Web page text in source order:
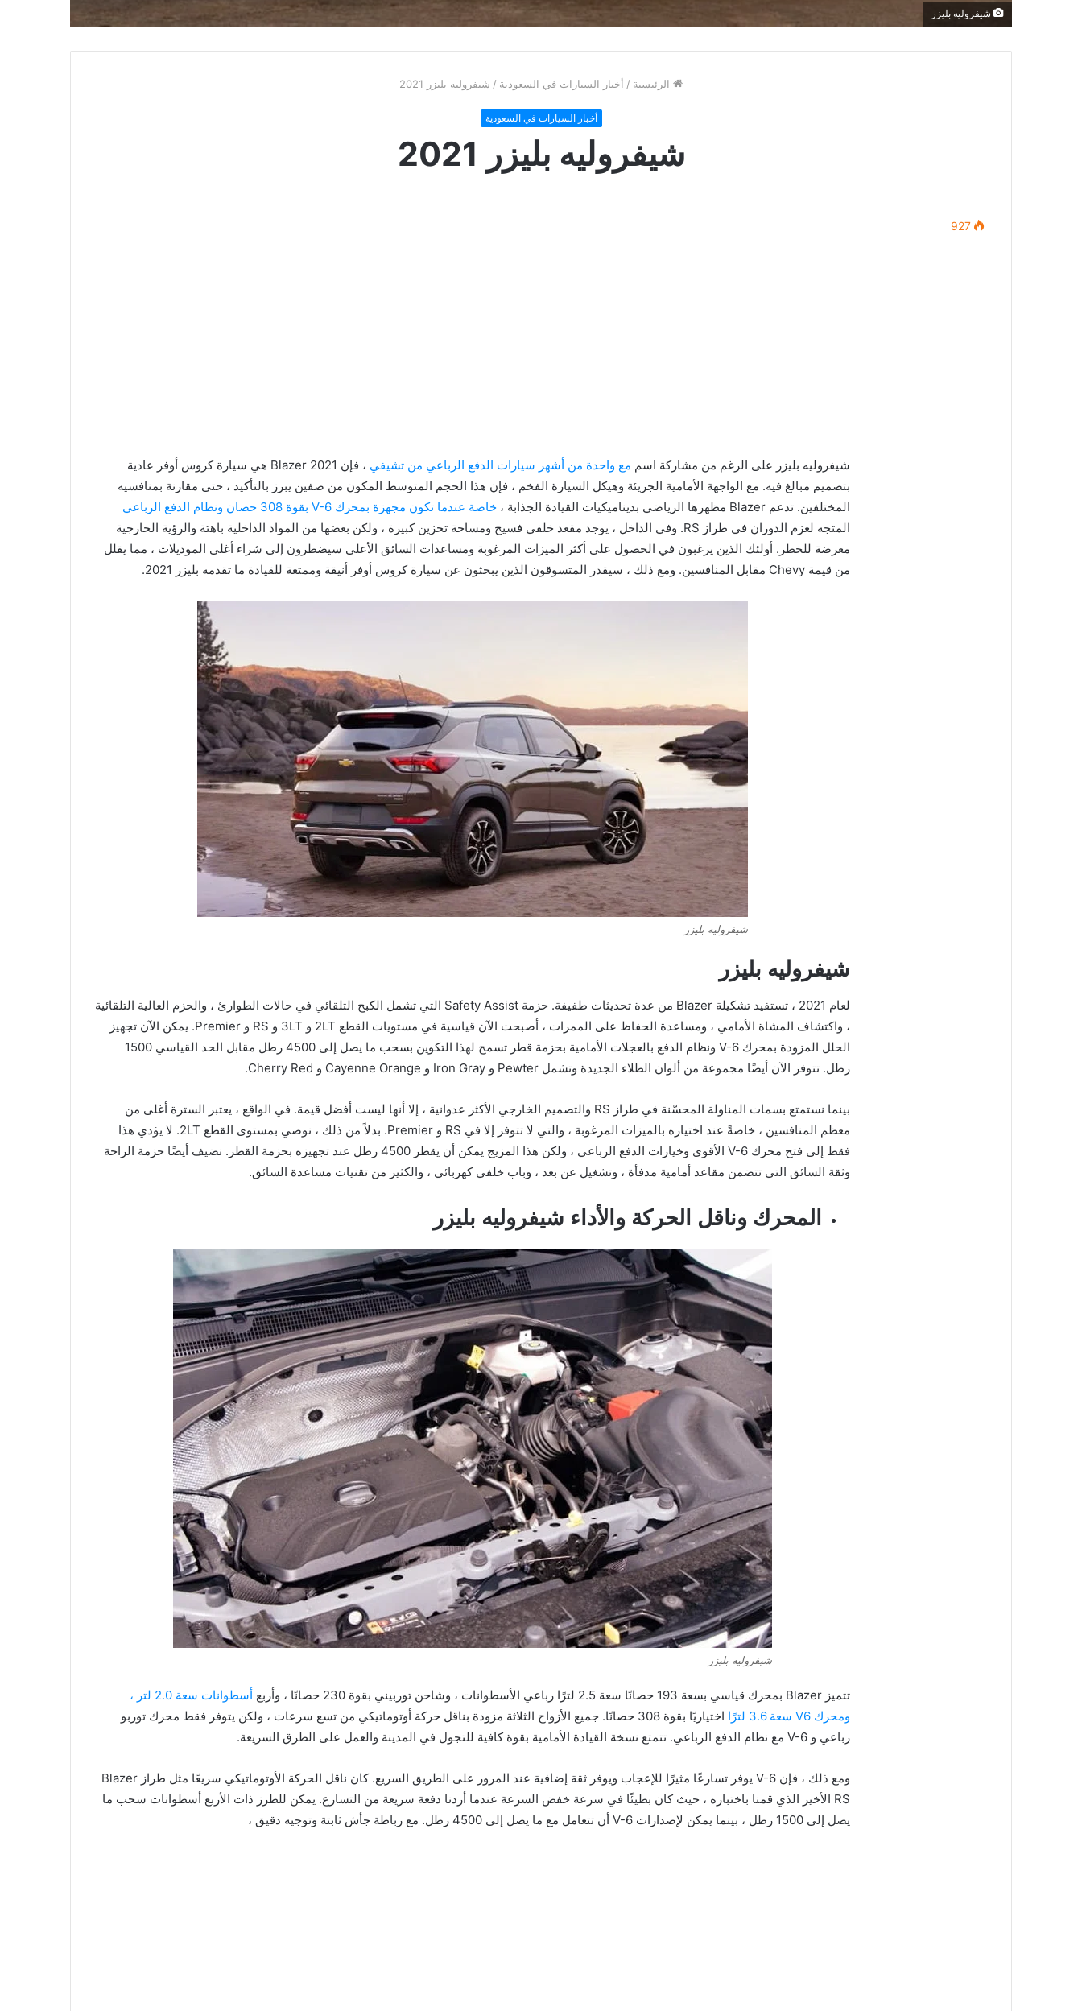
شيفروليه بليزر
الرئيسية / أخبار السيارات في السعودية / شيفروليه بليزر 2021
أخبار السيارات في السعودية
شيفروليه بليزر 2021
شيفروليه بليزر على الرغم من مشاركة اسم مع واحدة من أشهر سيارات الدفع الرباعي من تشيفي
، فإن 2021 Blazer هي سيارة كروس أوفر عادية
بتصميم مبالغ فيه. مع الواجهة الأمامية الجريئة وهيكل السيارة الفخم ، فإن هذا الحجم المتوسط ​​المكون من صفين يبرز بالتأكيد ، حتى مقارنة بمنافسيه
المختلفين. تدعم Blazer مظهرها الرياضي بديناميكيات القيادة الجذابة ،
خاصة عندما تكون مجهزة بمحرك V-6 بقوة 308 حصان ونظام الدفع الرباعي
المتجه لعزم الدوران في طراز RS. وفي الداخل ، يوجد مقعد خلفي فسيح ومساحة تخزين كبيرة ، ولكن بعضها من المواد الداخلية باهتة والرؤية الخارجية
معرضة للخطر. أولئك الذين يرغبون في الحصول على أكثر الميزات المرغوبة ومساعدات السائق الأعلى سيضطرون إلى شراء أغلى الموديلات ، مما يقلل
من قيمة Chevy مقابل المنافسين. ومع ذلك ، سيقدر المتسوقون الذين يبحثون عن سيارة كروس أوفر أنيقة وممتعة للقيادة ما تقدمه بليزر 2021.
شيفروليه بليزر
شيفروليه بليزر
لعام 2021 ، تستفيد تشكيلة Blazer من عدة تحديثات طفيفة. حزمة Safety Assist التي تشمل الكبح التلقائي في حالات الطوارئ ، والحزم العالية التلقائية
، واكتشاف المشاة الأمامي ، ومساعدة الحفاظ على الممرات ، أصبحت الآن قياسية في مستويات القطع 2LT و 3LT و RS و Premier. يمكن الآن تجهيز
الحلل المزودة بمحرك V-6 ونظام الدفع بالعجلات الأمامية بحزمة قطر تسمح لهذا التكوين بسحب ما يصل إلى 4500 رطل مقابل الحد القياسي 1500
رطل. تتوفر الآن أيضًا مجموعة من ألوان الطلاء الجديدة وتشمل Pewter و Iron Gray و Cayenne Orange و Cherry Red.
بينما نستمتع بسمات المناولة المحسّنة في طراز RS والتصميم الخارجي الأكثر عدوانية ، إلا أنها ليست أفضل قيمة. في الواقع ، يعتبر السترة أغلى من
معظم المنافسين ، خاصةً عند اختياره بالميزات المرغوبة ، والتي لا تتوفر إلا في RS و Premier. بدلاً من ذلك ، نوصي بمستوى القطع 2LT. لا يؤدي هذا
فقط إلى فتح محرك V-6 الأقوى وخيارات الدفع الرباعي ، ولكن هذا المزيج يمكن أن يقطر 4500 رطل عند تجهيزه بحزمة القطر. نضيف أيضًا حزمة الراحة
وثقة السائق التي تتضمن مقاعد أمامية مدفأة ، وتشغيل عن بعد ، وباب خلفي كهربائي ، والكثير من تقنيات مساعدة السائق.
المحرك وناقل الحركة والأداء شيفروليه بليزر
شيفروليه بليزر
تتميز Blazer بمحرك قياسي بسعة 193 حصانًا سعة 2.5 لترًا رباعي الأسطوانات ، وشاحن توربيني بقوة 230 حصانًا ، وأربع
أسطوانات سعة 2.0 لتر ،
ومحرك V6 سعة 3.6 لترًا
اختياريًا بقوة 308 حصانًا. جميع الأزواج الثلاثة مزودة بناقل حركة أوتوماتيكي من تسع سرعات ، ولكن يتوفر فقط محرك توربو
رباعي و V-6 مع نظام الدفع الرباعي. تتمتع نسخة القيادة الأمامية بقوة كافية للتجول في المدينة والعمل على الطرق السريعة.
ومع ذلك ، فإن V-6 يوفر تسارعًا مثيرًا للإعجاب ويوفر ثقة إضافية عند المرور على الطريق السريع. كان ناقل الحركة الأوتوماتيكي سريعًا مثل طراز Blazer
RS ​​الأخير الذي قمنا باختباره ، حيث كان بطيئًا في سرعة خفض السرعة عندما أردنا دفعة سريعة من التسارع. يمكن للطرز ذات الأربع أسطوانات سحب ما
يصل إلى 1500 رطل ، بينما يمكن لإصدارات V-6 أن تتعامل مع ما يصل إلى 4500 رطل. مع رباطة جأش ثابتة وتوجيه دقيق ،
927